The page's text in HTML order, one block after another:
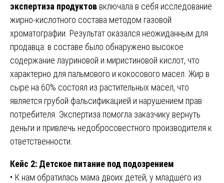
экспертиза продуктов включала в себя исследование
жирно-кислотного состава методом газовой
хроматографии. Результат оказался неожиданным для
продавца: в составе было обнаружено высокое
содержание лауриновой и миристиновой кислот, что
характерно для пальмового и кокосового масел. Жир в
сыре на 60% состоял из растительных масел, что
является грубой фальсификацией и нарушением прав
потребителя. Экспертиза помогла заказчику вернуть
деньги и привлечь недобросовестного производителя к
ответственности.
Кейс 2: Детское питание под подозрением
• К нам обратилась мама двоих детей, у младшего из